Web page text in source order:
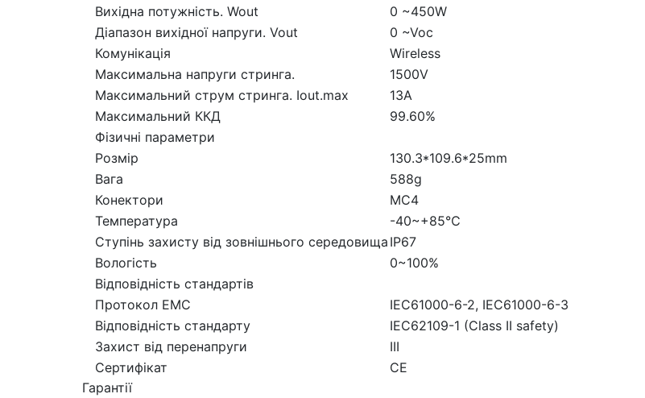
Вихідна потужність. Wout
0 ~450W
Діапазон вихідної напруги. Vout
0 ~Voc
Комунікація
Wireless
Максимальна напруги стринга.
1500V
Максимальний струм стринга. Iout.max
13A
Максимальний ККД
99.60%
Фізичні параметри
Розмір
130.3*109.6*25mm
Вага
588g
Конектори
MC4
Температура
-40~+85℃
Ступінь захисту від зовнішнього середовища IP67
Вологість
0~100%
Відповідність стандартів
Протокол ЕМС
IEC61000-6-2, IEC61000-6-3
Відповідність стандарту
IEC62109-1 (Class II safety)
Захист від перенапруги
III
Сертифікат
CE
Гарантії